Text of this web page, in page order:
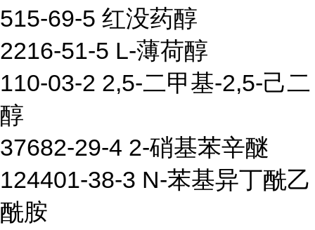
515-69-5 红没药醇
2216-51-5 L-薄荷醇
110-03-2 2,5-二甲基-2,5-己二
醇
37682-29-4 2-硝基苯辛醚
124401-38-3 N-苯基异丁酰乙
酰胺